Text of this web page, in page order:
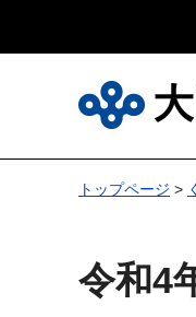
トップページ >
令和4